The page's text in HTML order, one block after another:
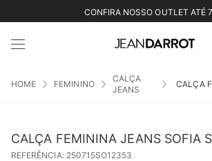
CONFIRA NOSSO OUTLET ATÉ
FEMININO
CALÇA
JEANS
CALÇA FEMININA JEANS SOFIA
REFERÊNCIA: 250715SO12353